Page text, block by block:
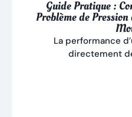
Guide Pratique :
Problème de
La performance
directement